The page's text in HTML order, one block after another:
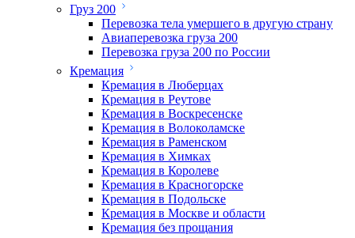
Груз 200
Перевозка тела умершего в другую страну
Авиаперевозка груза 200
Перевозка груза 200 по России
Кремация
Кремация в Люберцах
Кремация в Реутове
Кремация в Воскресенске
Кремация в Волоколамске
Кремация в Раменском
Кремация в Химках
Кремация в Королеве
Кремация в Красногорске
Кремация в Подольске
Кремация в Москве и области
Кремация без прощания